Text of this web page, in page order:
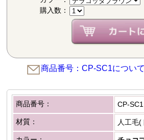
購入数：
商品番号：CP-SC1につい
商品番号： CP-SC1
材質： 人工毛(